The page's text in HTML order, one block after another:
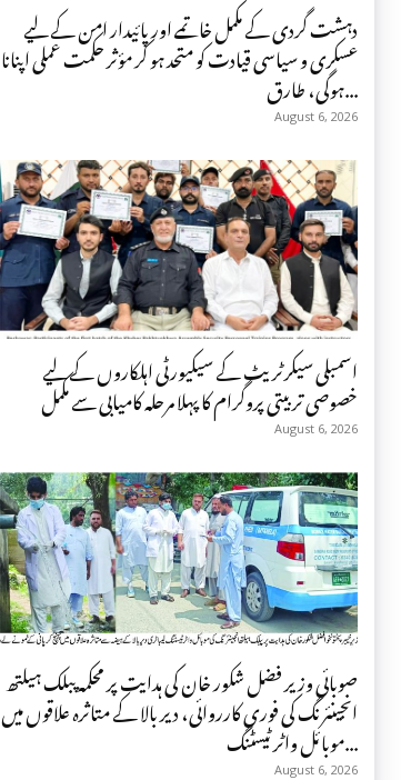
دہشت گردی کے مکمل خاتمے اور پائیدار امن کے لیے
عسکری و سیاسی قیادت کو متحد ہو کر مؤثر حکمت عملی اپنانا
ہوگی، طارق...
August 6, 2026
اسمبلی سیکرٹریٹ کے سیکیورٹی اہلکاروں کے لیے
خصوصی تربیتی پروگرام کا پہلا مرحلہ کامیابی سے مکمل
August 6, 2026
صوبائی وزیر فضل شکور خان کی ہدایت پر محکمہ پبلک ہیلتھ
انجینئرنگ کی فوری کارروائی، دیر بالا کے متاثرہ علاقوں میں
موبائل واٹر ٹیسٹنگ...
August 6, 2026